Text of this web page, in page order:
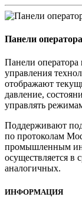
Панели
Панели оператора
управления
отображают
давление,
управлять
Поддерживают
по протоколам
промышленным
осуществляется в
аналогичных.
ИНФОРМАЦИЯ